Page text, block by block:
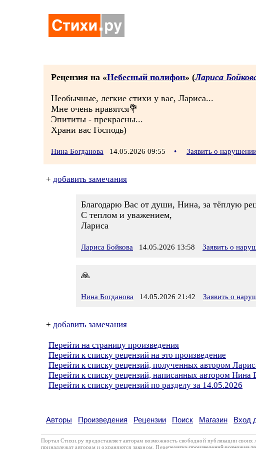
Рецензия на «Небесный полифон» (Лариса
Необычные, легкие стихи у вас, Лариса...
Мне очень нравятся💐
Эпититы - прекрасны...
Храни вас Господь)
Нина Богданова 14.05.2026 09:55 • Заявить о
+ добавить замечания
Благодарю Вас от души, Нина, за тёплую
С теплом и уважением,
Лариса
Лариса Бойкова 14.05.2026 13:58 Заявить о
🙏
Нина Богданова 14.05.2026 21:42 Заявить о
+ добавить замечания
Перейти на страницу произведения
Перейти к списку рецензий на это произведение
Перейти к списку рецензий, полученных автором
Перейти к списку рецензий, написанных автором Нина
Перейти к списку рецензий по разделу за 14.05.2026
Авторы Произведения Рецензии Поиск Магазин Вход
Портал Стихи.ру предоставляет авторам возможность свободной публикации
принадлежат авторам и охраняются законом . Перепечатка произведений возможна